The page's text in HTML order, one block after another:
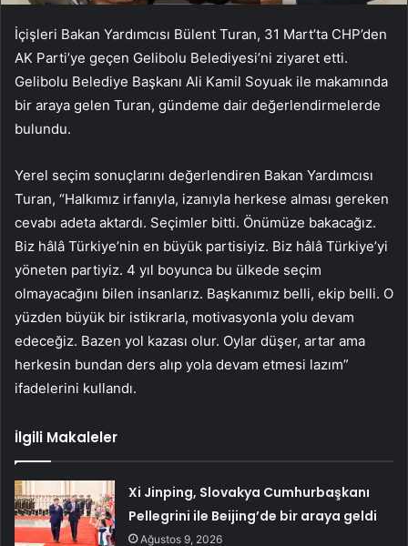
İçişleri Bakan Yardımcısı Bülent Turan, 31 Mart’ta CHP’den
AK Parti’ye geçen Gelibolu Belediyesi’ni ziyaret etti.
Gelibolu Belediye Başkanı Ali Kamil Soyuak ile makamında
bir araya gelen Turan, gündeme dair değerlendirmelerde
bulundu.
Yerel seçim sonuçlarını değerlendiren Bakan Yardımcısı
Turan, “Halkımız irfanıyla, izanıyla herkese alması gereken
cevabı adeta aktardı. Seçimler bitti. Önümüze bakacağız.
Biz hâlâ Türkiye’nin en büyük partisiyiz. Biz hâlâ Türkiye’yi
yöneten partiyiz. 4 yıl boyunca bu ülkede seçim
olmayacağını bilen insanlarız. Başkanımız belli, ekip belli. O
yüzden büyük bir istikrarla, motivasyonla yolu devam
edeceğiz. Bazen yol kazası olur. Oylar düşer, artar ama
herkesin bundan ders alıp yola devam etmesi lazım”
ifadelerini kullandı.
İlgili Makaleler
Xi Jinping, Slovakya Cumhurbaşkanı
Pellegrini ile Beijing’de bir araya geldi
Ağustos 9, 2026